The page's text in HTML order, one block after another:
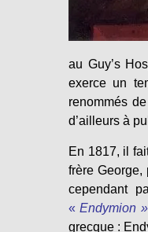
au Guy’s
exerce un
renommés
d’ailleurs à
En 1817, il
frère George,
cependant
«Endymion »
grecque :